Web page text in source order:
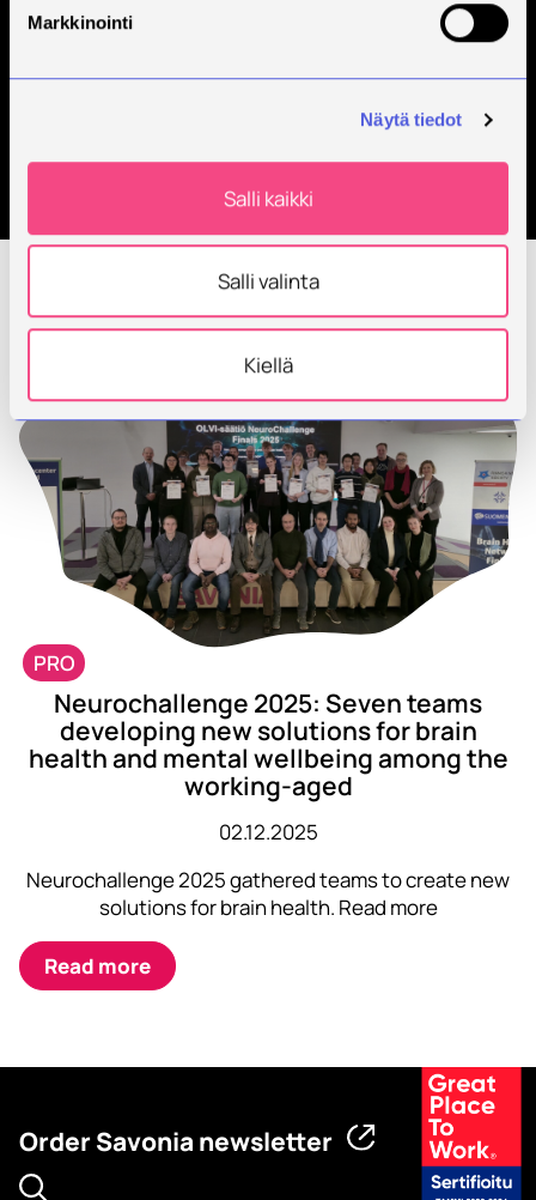
Markkinointi
Näytä tiedot
Salli kaikki
Salli valinta
Kiellä
Category:
Vaikuttavuustarinat
PRO
Neurochallenge 2025: Seven teams
developing new solutions for brain
health and mental wellbeing among the
working-aged
02.12.2025
Neurochallenge 2025 gathered teams to create new
solutions for brain health. Read more
Read more
Order Savonia newsletter